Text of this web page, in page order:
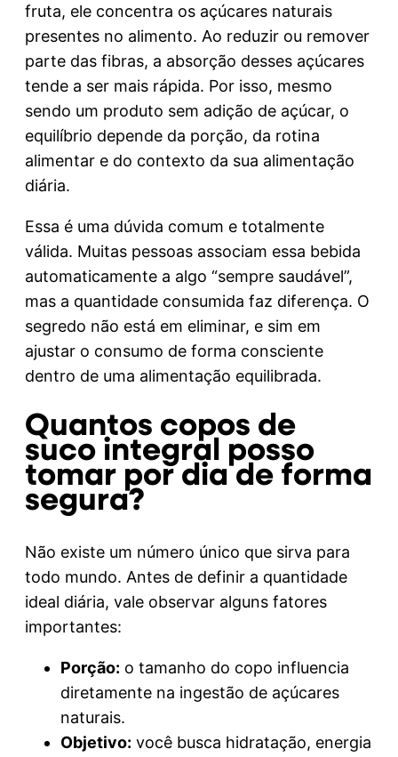
fruta, ele concentra os açúcares naturais
presentes no alimento. Ao reduzir ou remover
parte das fibras, a absorção desses açúcares
tende a ser mais rápida. Por isso, mesmo
sendo um produto sem adição de açúcar, o
equilíbrio depende da porção, da rotina
alimentar e do contexto da sua alimentação
diária.
Essa é uma dúvida comum e totalmente
válida. Muitas pessoas associam essa bebida
automaticamente a algo “sempre saudável”,
mas a quantidade consumida faz diferença. O
segredo não está em eliminar, e sim em
ajustar o consumo de forma consciente
dentro de uma alimentação equilibrada.
Quantos copos de
suco integral posso
tomar por dia de forma
segura?
Não existe um número único que sirva para
todo mundo. Antes de definir a quantidade
ideal diária, vale observar alguns fatores
importantes:
Porção: o tamanho do copo influencia
diretamente na ingestão de açúcares
naturais.
Objetivo: você busca hidratação, energia